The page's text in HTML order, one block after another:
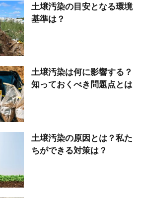
土壌汚染の目安となる環境
基準は？
土壌汚染は何に影響する？
知っておくべき問題点とは
土壌汚染の原因とは？私た
ちができる対策は？